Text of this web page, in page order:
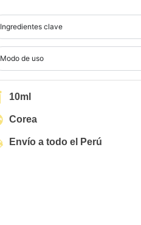
Ingredientes clave
Modo de uso
10ml
Corea
Envío a todo el Perú